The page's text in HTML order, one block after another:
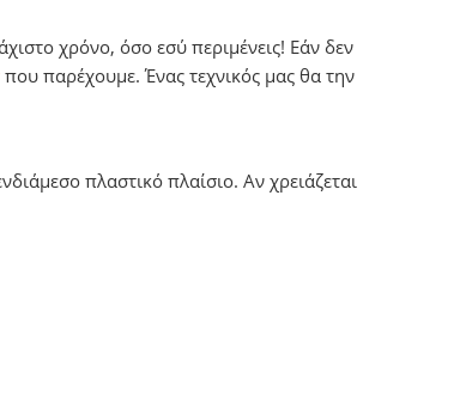
χρόνο, όσο εσύ περιμένεις! Εάν δεν
που παρέχουμε. Ένας τεχνικός μας θα την
πλαστικό πλαίσιο. Αν χρειάζεται